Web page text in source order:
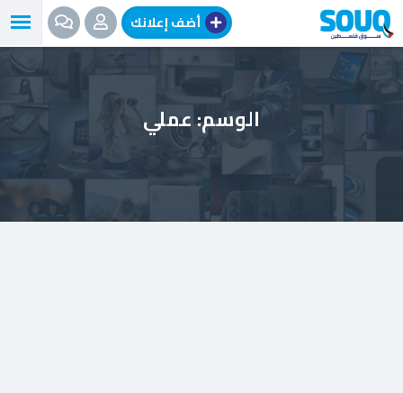
انتقل
إلى
المحتوى
أضف إعلانك
الوسم:عملي